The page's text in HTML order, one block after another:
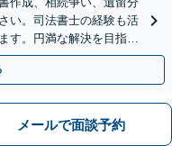
い。司法書士の経験も活
す。円満な解決を目指
います。
メールで面談予約